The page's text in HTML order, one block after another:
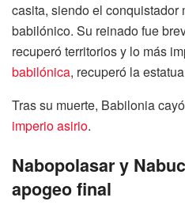
casita, siendo el conquistador
babilónico. Su reinado fue
recuperó territorios y lo más
babilónica, recuperó la
Tras su muerte, Babilonia
imperio asirio.
Nabopolasar y
apogeo final